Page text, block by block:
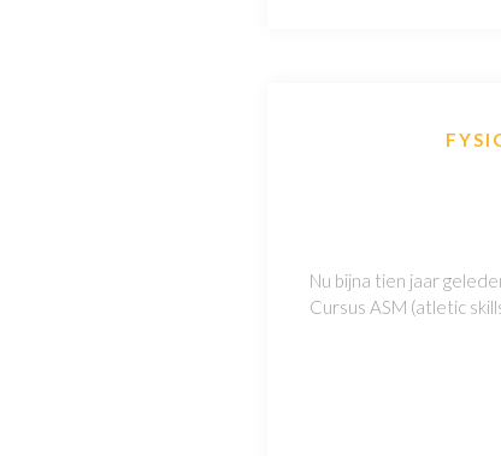
Nu bijna tien jaar
Cursus ASM (atletic